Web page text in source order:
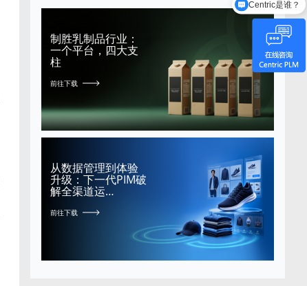
制胜乳制品行业：
一个平台，四大支
柱
前往下载
从数据管理到体验
升级：下一代PIM破
解全渠道运…
前往下载
有哪些功能模块？